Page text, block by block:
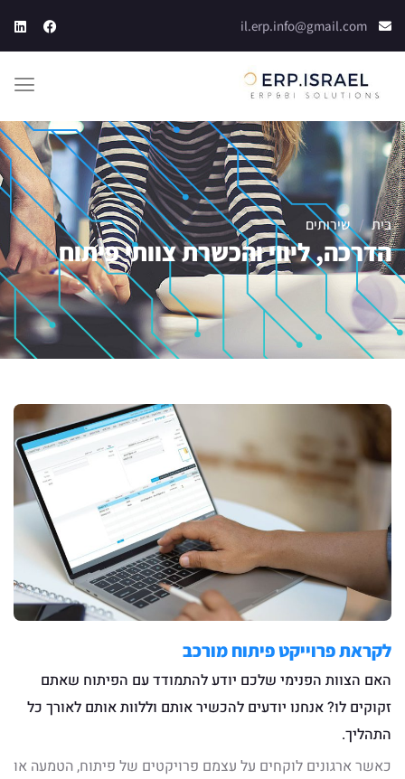
il.erp.info@gmail.com
בית / שירותים
הדרכה, ליווי והכשרת צוותי פיתוח
לקראת פרוייקט פיתוח מורכב
האם הצוות הפנימי שלכם יודע להתמודד עם הפיתוח שאתם
זקוקים לו? אנחנו יודעים להכשיר אותם וללוות אותם לאורך כל
התהליך.
כאשר ארגונים לוקחים על עצמם פרויקטים של פיתוח, הטמעה או